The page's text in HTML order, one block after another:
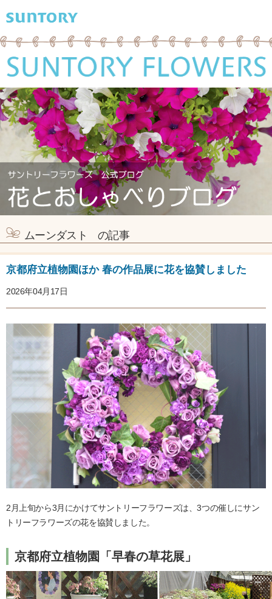
ムーンダスト の記事
京都府立植物園ほか 春の作品展に花を協賛しました
2026年04月17日
2月上旬から3月にかけてサントリーフラワーズは、3つの催しにサン
トリーフラワーズの花を協賛しました。
京都府立植物園「早春の草花展」